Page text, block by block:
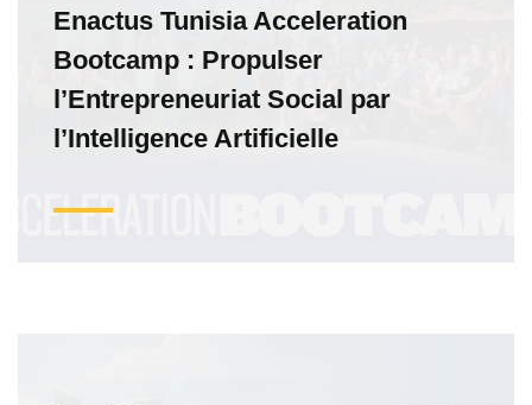
Enactus Tunisia Acceleration
Bootcamp : Propulser
l’Entrepreneuriat Social par
l’Intelligence Artificielle